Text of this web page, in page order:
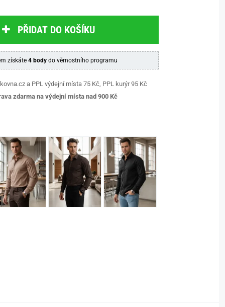
PŘIDAT DO KOŠÍKU
získáte 4 bodydo věrnostního programu
a PPL výdejní místa 75 Kč, PPL kurýr 95 Kč
zdarma na výdejní místa nad 900 Kč